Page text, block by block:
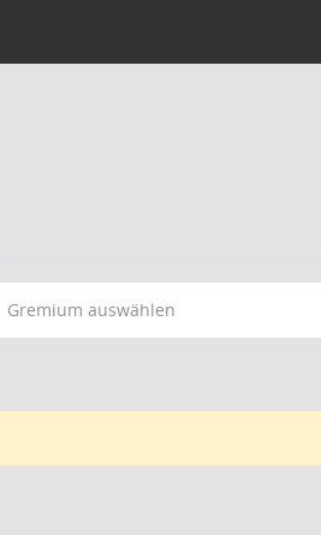
Gremium auswählen